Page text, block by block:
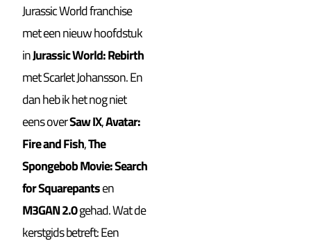
Jurassic World franchise
met een nieuw hoofdstuk
inJurassic World: Rebirth
met Scarlet Johansson. En
dan heb ik het nog niet
eens overSaw IX,Avatar:
Fire and Fish,The
Spongebob Movie: Search
for Squarepantsen
M3GAN 2.0gehad. Wat de
kerstgids betreft: Een